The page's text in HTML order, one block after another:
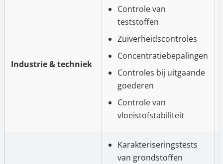
Industrie & techniek
Controle van
teststoffen
Zuiverheidscontroles
Concentratiebepalingen
Controles bij uitgaande
goederen
Controle van
vloeistofstabiliteit
Karakteriseringstests
van grondstoffen